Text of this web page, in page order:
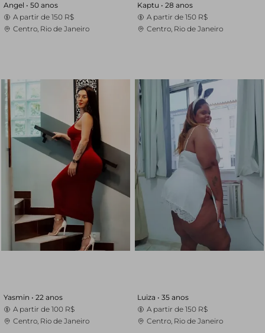
Angel • 50 anos
A partir de 150 R$
Centro, Rio de Janeiro
Kaptu • 28 anos
A partir de 150 R$
Centro, Rio de Janeiro
Yasmin • 22 anos
A partir de 100 R$
Centro, Rio de Janeiro
Luiza • 35 anos
A partir de 150 R$
Centro, Rio de Janeiro